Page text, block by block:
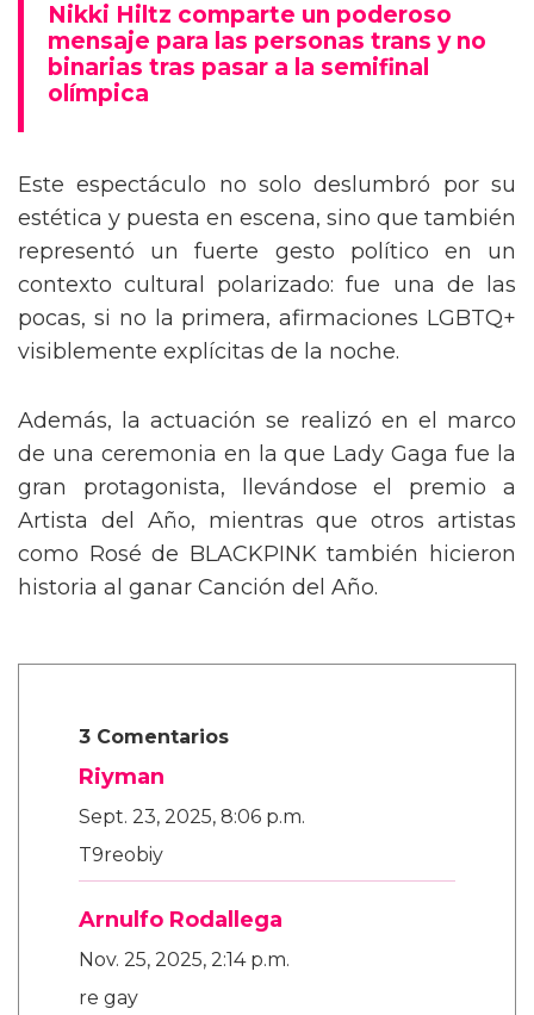
Nikki Hiltz comparte un poderoso
mensaje para las personas trans y no
binarias tras pasar a la semifinal
olímpica
Este espectáculo no solo deslumbró por su
estética y puesta en escena, sino que también
representó un fuerte gesto político en un
contexto cultural polarizado: fue una de las
pocas, si no la primera, afirmaciones LGBTQ+
visiblemente explícitas de la noche.
Además, la actuación se realizó en el marco
de una ceremonia en la que Lady Gaga fue la
gran protagonista, llevándose el premio a
Artista del Año, mientras que otros artistas
como Rosé de BLACKPINK también hicieron
historia al ganar Canción del Año.
3 Comentarios
Riyman
Sept. 23, 2025, 8:06 p.m.
T9reobiy
Arnulfo Rodallega
Nov. 25, 2025, 2:14 p.m.
re gay